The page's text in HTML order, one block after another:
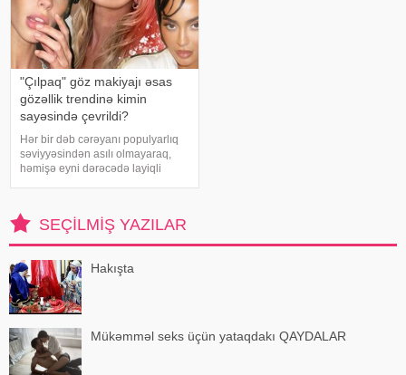
"Çılpaq" göz makiyajı əsas
gözəllik trendinə kimin
sayəsində çevrildi?
Hər bir dəb cərəyanı populyarlıq
səviyyəsindən asılı olmayaraq,
həmişə eyni dərəcədə layiqli
istifadəçisinin yox, Heyli Biberin
də sınadığı sensasion latte
makiyajı
SEÇILMIŞ YAZILAR
Hakışta
Mükəmməl seks üçün yataqdakı QAYDALAR